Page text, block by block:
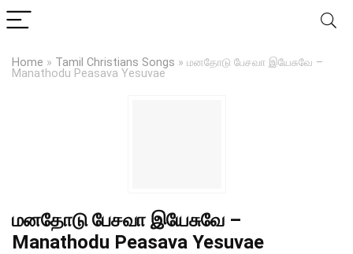
Home » Tamil Christians Songs » மனதோடு பேசவா இயேசுவே –
Manathodu Peasava Yesuvae
மனதோடு பேசவா இயேசுவே –
Manathodu Peasava Yesuvae